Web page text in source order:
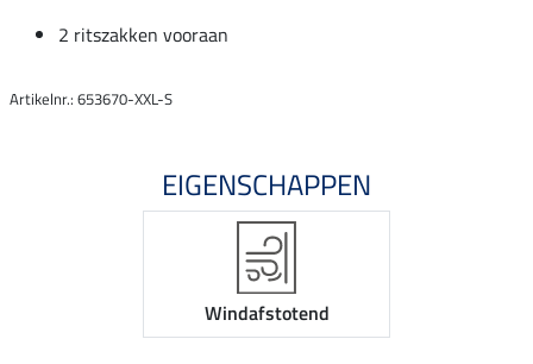
2 ritszakken vooraan
Artikelnr.: 653670-XXL-S
EIGENSCHAPPEN
Windafstotend